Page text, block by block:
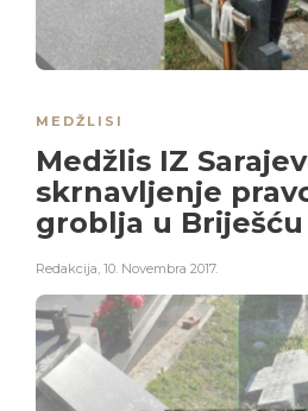
MEDŽLISI
Medžlis IZ
skrnavljenje
groblja u Briješću
Redakcija 10. Novembra 2017.